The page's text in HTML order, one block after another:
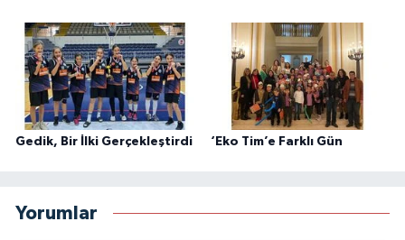
Gedik, Bir İlki Gerçekleştirdi ‘Eko Tim’e Farklı Gün
Yorumlar